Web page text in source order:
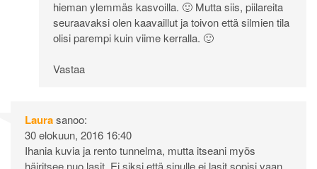
hieman ylemmäs kasvoilla. 🙂 Mutta siis, piilareita
seuraavaksi olen kaavaillut ja toivon että silmien tila
olisi parempi kuin viime kerralla. 🙂
Vastaa
Laurasanoo:
30 elokuun, 2016 16:40
Ihania kuvia ja rento tunnelma, mutta itseani myös
häiritsee nuo lasit. Ei siksi että sinulle ei lasit sopisi vaan